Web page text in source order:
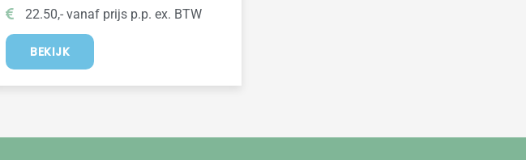
22.50,- vanaf prijs p.p. ex. BTW
BEKIJK